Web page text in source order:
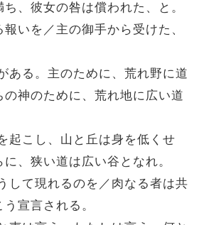
、彼女の咎は償われた、と。
いを／主の御手から受けた、
ある。主のために、荒れ野に道
の神のために、荒れ地に広い道
起こし、山と丘は身を低くせ
、狭い道は広い谷となれ。
して現れるのを／肉なる者は共
宣言される。